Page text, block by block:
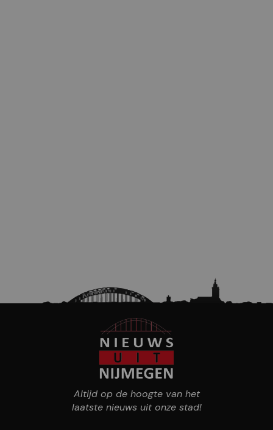
Altijd op de hoogte van het
laatste nieuws uit onze stad!